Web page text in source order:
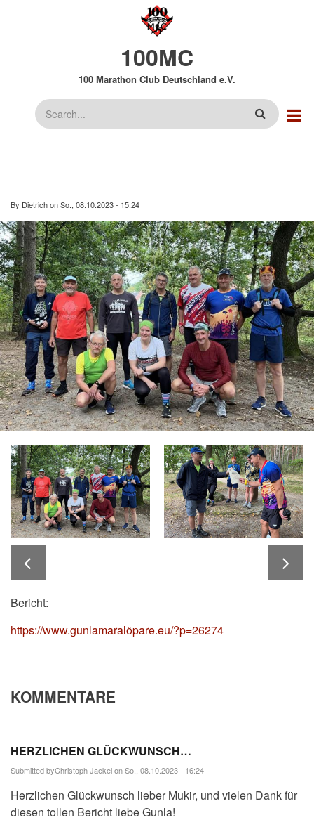
100MC
100 Marathon Club Deutschland e.V.
Suche
By DietrichonSo., 08.10.2023 - 15:24
Bericht:
https://www.gunlamaralöpare.eu/?p=26274
KOMMENTARE
HERZLICHEN GLÜCKWUNSCH…
Submitted byChristoph Jaekelon So., 08.10.2023 - 16:24
Herzlichen Glückwunsch lieber Mukir, und vielen Dank für
diesen tollen Bericht liebe Gunla!